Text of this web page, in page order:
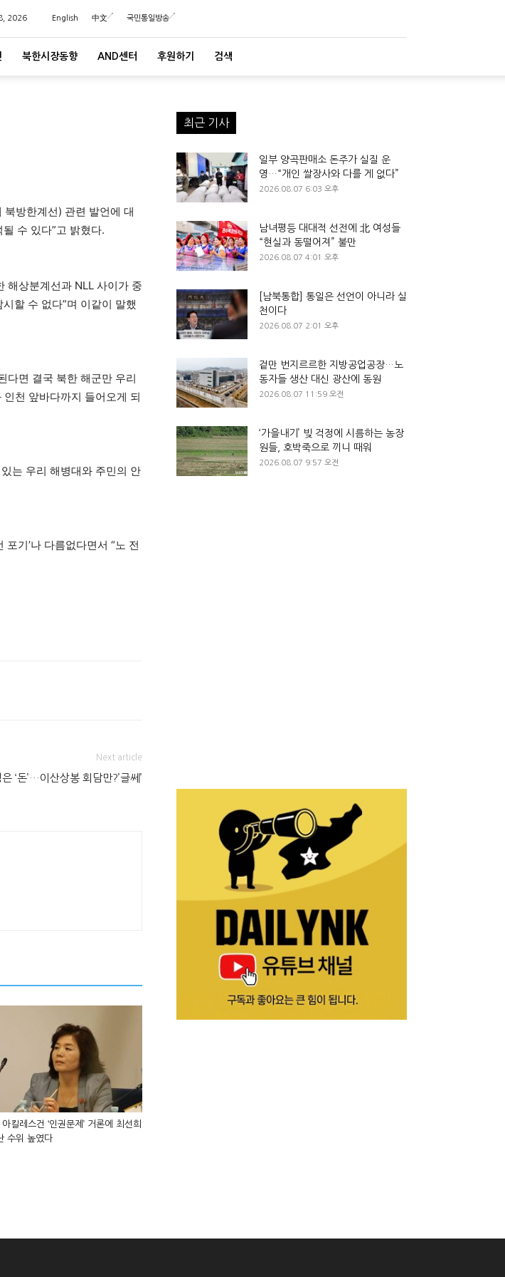
2026 English 中文 국민통일방송
북한시장동향 AND센터 후원하기 검색
방한계선) 관련 발언에 대
수 있다”고 밝혔다.
해상분계선과 NLL 사이가 중
할 수 없다”며 이같이 말했
다면 결국 북한 해군만 우리
천 앞바다까지 들어오게 되
는 우리 해병대와 주민의 안
포기’나 다름없다면서 “노 전
Next article
‘돈’…이산상봉 회담만?’글쎄’
킬레스건 ‘인권문제’ 거론에 최선희
수위 높였다
최근 기사
일부 양곡판매소 돈주가 실질 운
영…“개인 쌀장사와 다를 게 없다”
2026.08.07 6:03 오후
남녀평등 대대적 선전에 北 여성들
“현실과 동떨어져” 불만
2026.08.07 4:01 오후
[남북통합] 통일은 선언이 아니라 실
천이다
2026.08.07 2:01 오후
겉만 번지르르한 지방공업공장…노
동자들 생산 대신 광산에 동원
2026.08.07 11:59 오전
‘가을내기’ 빚 걱정에 시름하는 농장
원들, 호박죽으로 끼니 때워
2026.08.07 9:57 오전